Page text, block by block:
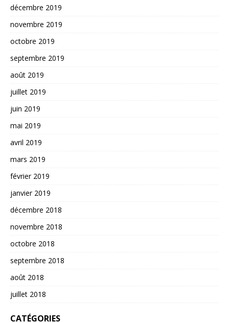
décembre 2019
novembre 2019
octobre 2019
septembre 2019
août 2019
juillet 2019
juin 2019
mai 2019
avril 2019
mars 2019
février 2019
janvier 2019
décembre 2018
novembre 2018
octobre 2018
septembre 2018
août 2018
juillet 2018
CATÉGORIES